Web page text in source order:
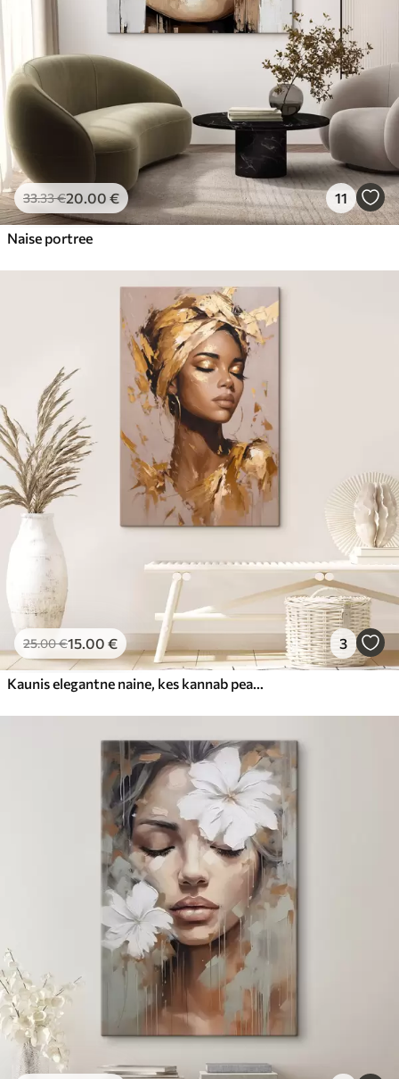
33.33€20.00 € 11
Naise portree
25.00€15.00 € 3
Kaunis elegantne naine, kes kannab peakatet